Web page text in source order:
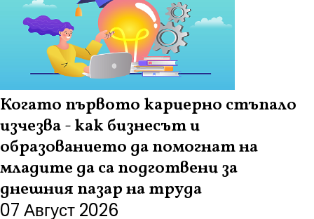
Когато първото кариерно стъпало
изчезва - как бизнесът и
образованието да помогнат на
младите да са подготвени за
днешния пазар на труда
07 Август 2026